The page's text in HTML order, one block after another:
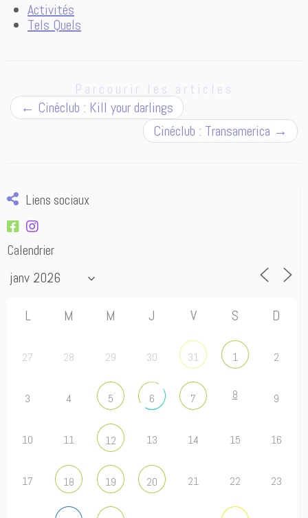
Activités
Tels Quels
Parcourir les articles
← Cinéclub : Kill your darlings
Cinéclub : Transamerica →
Liens sociaux
Calendrier
L M M J V S D
27 28 29 30 31 1 2
3 4 5 6 7 8 9
10 11 12 13 14 15 16
17 18 19 20 21 22 23